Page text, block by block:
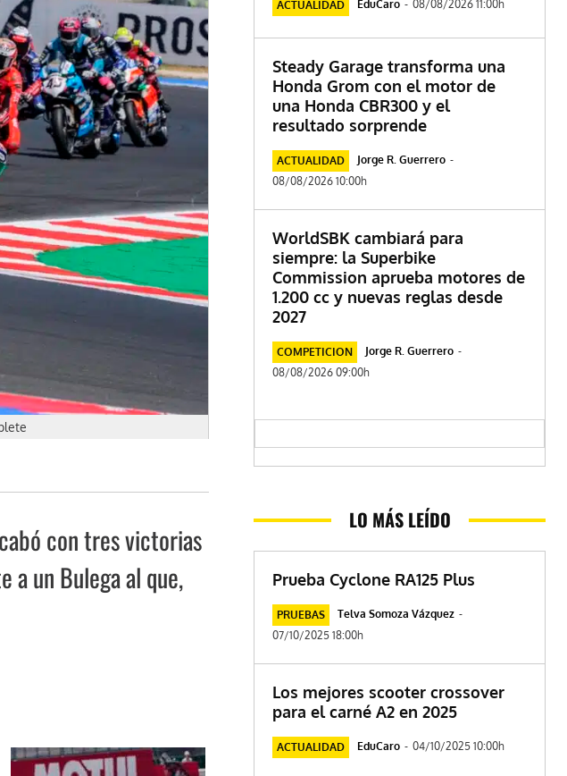
con tres victorias
a un Bulega al que,
ACTUALIDAD EduCaro - 08/08/2026 11:00h
Steady Garage transforma una
Honda Grom con el motor de
una Honda CBR300 y el
resultado sorprende
ACTUALIDAD Jorge R. Guerrero -
08/08/2026 10:00h
WorldSBK cambiará para
siempre: la Superbike
Commission aprueba motores de
1.200 cc y nuevas reglas desde
2027
COMPETICION Jorge R. Guerrero -
08/08/2026 09:00h
LO MÁS LEÍDO
Prueba Cyclone RA125 Plus
PRUEBAS Telva Somoza Vázquez -
07/10/2025 18:00h
Los mejores scooter crossover
para el carné A2 en 2025
ACTUALIDAD EduCaro - 04/10/2025 10:00h